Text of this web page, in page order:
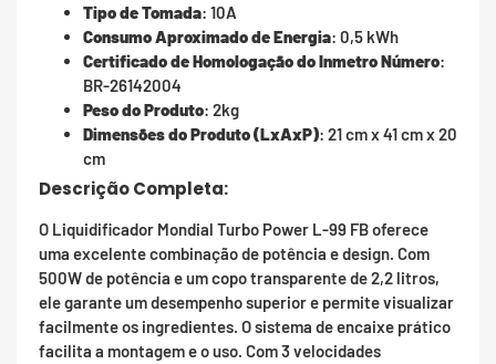
Tipo de Tomada: 10A
Consumo Aproximado de Energia: 0,5 kWh
Certificado de Homologação do Inmetro Número:
BR-26142004
Peso do Produto: 2kg
Dimensões do Produto (LxAxP): 21 cm x 41 cm x 20
cm
Descrição Completa:
O Liquidificador Mondial Turbo Power L-99 FB oferece
uma excelente combinação de potência e design. Com
500W de potência e um copo transparente de 2,2 litros,
ele garante um desempenho superior e permite visualizar
facilmente os ingredientes. O sistema de encaixe prático
facilita a montagem e o uso. Com 3 velocidades